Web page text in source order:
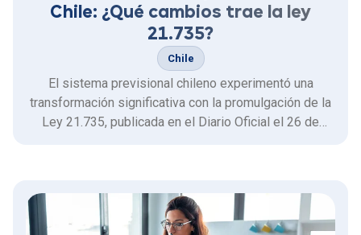
Chile: ¿Qué cambios trae la ley
21.735?
Chile
El sistema previsional chileno experimentó una
transformación significativa con la promulgación de la
Ley 21.735, publicada en el Diario Oficial el 26 de